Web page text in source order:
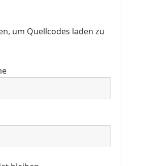
um Quellcodes laden zu